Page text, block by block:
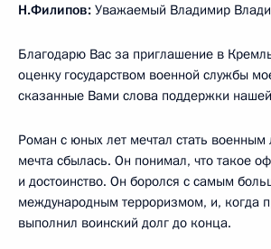
Н.Филипов: Уважаемый Владимир
Благодарю Вас за приглашение в
оценку государством военной службы
сказанные Вами слова поддержки
Роман с юных лет мечтал стать военным
мечта сбылась. Он понимал, что такое
и достоинство. Он боролся с самым
международным терроризмом, и, когда
выполнил воинский долг до конца.